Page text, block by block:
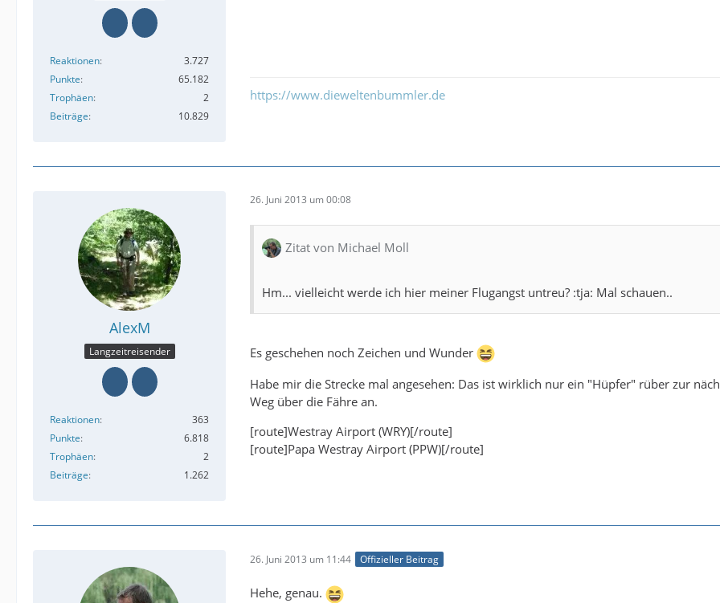
Reaktionen
3.727
Punkte
65.182
Trophäen
2
Beiträge
10.829
https://www.dieweltenbummler.de
AlexM
Langzeitreisender
Reaktionen
363
Punkte
6.818
Trophäen
2
Beiträge
1.262
26. Juni 2013 um 00:08
Zitat von Michael Moll
Hm... vielleicht werde ich hier meiner Flugangst untreu? :tja: Mal schauen..
Es geschehen noch Zeichen und Wunder
Habe mir die Strecke mal angesehen: Das ist wirklich nur ein "Hüpfer" rüber zur
Weg über die Fähre an.
[route]Westray Airport (WRY)[/route]
[route]Papa Westray Airport (PPW)[/route]
26. Juni 2013 um 11:44 Offizieller Beitrag
Hehe, genau.